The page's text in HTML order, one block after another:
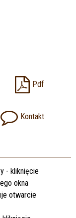
Pdf
Kontakt